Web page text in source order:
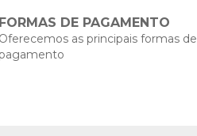
FORMAS DE PAGAMENTO
Oferecemos as principais formas de
pagamento